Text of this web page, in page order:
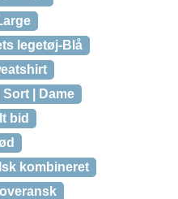
legetøj-Blå
| Dame
bid
kombineret